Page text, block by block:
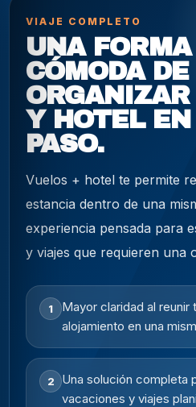
VIAJE COMPLETO
UNA
CÓMODA DE
Y HOTEL
PASO.
Vuelos + hotel te permite
estancia dentro de una
experiencia pensada para
y viajes que requieren una
1
Mayor claridad al reunir
alojamiento en una
2
Una solución completa
vacaciones y viajes